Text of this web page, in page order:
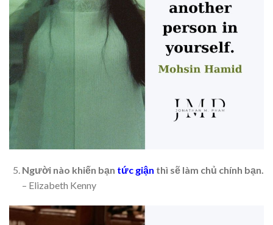
Người nào khiến bạn tức giận thì sẽ làm chủ chính bạn.
– Elizabeth Kenny